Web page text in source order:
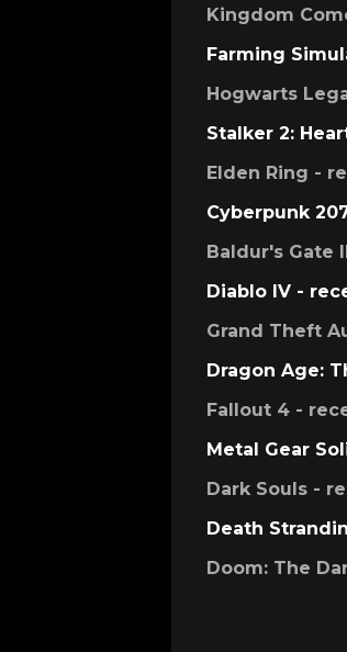
Kingdom
Farming
Hogwarts
Stalker 2:
Elden Ring -
Cyberpunk
Baldur's Gate
Diablo IV -
Grand Theft
Dragon Age:
Fallout 4 -
Metal Gear
Dark Souls -
Death
Doom: The